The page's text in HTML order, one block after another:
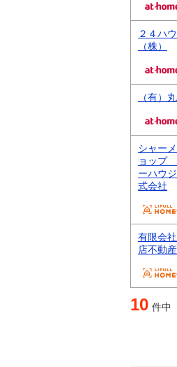
２４ハ
（株）
（有）
シャー
ョップ
ーハウ
式会社
有限会
店不動産
10 件中